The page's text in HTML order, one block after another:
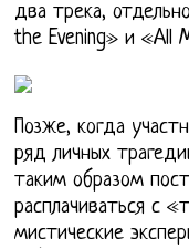
два трека,
the Evening» и «All
Позже, когда
ряд личных
таким образом
расплачиваться с
мистические